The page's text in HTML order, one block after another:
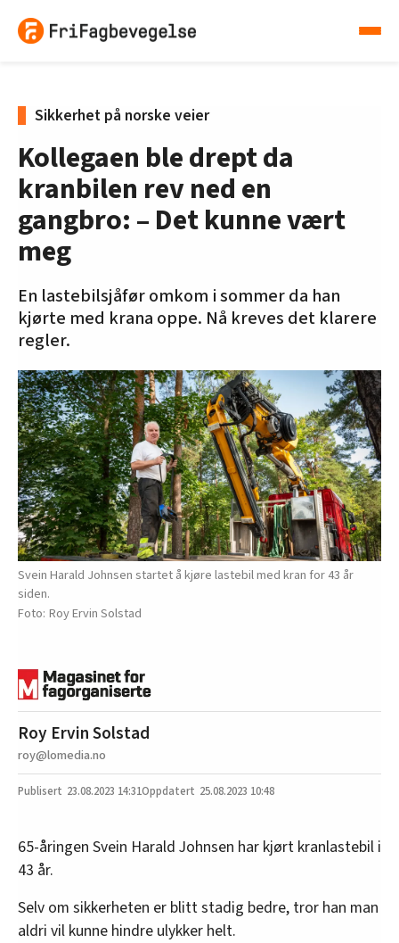
Sikkerhet på norske veier
Kollegaen ble drept da
kranbilen rev ned en
gangbro: – Det kunne vært
meg
En lastebilsjåfør omkom i sommer da han
kjørte med krana oppe. Nå kreves det klarere
regler.
Svein Harald Johnsen startet å kjøre lastebil med kran for 43 år
siden.
Roy Ervin Solstad
Roy Ervin Solstad
roy@lomedia.no
23.08.2023 14:31 25.08.2023 10:48
65-åringen Svein Harald Johnsen har kjørt kranlastebil i
43 år.
Selv om sikkerheten er blitt stadig bedre, tror han man
aldri vil kunne hindre ulykker helt.